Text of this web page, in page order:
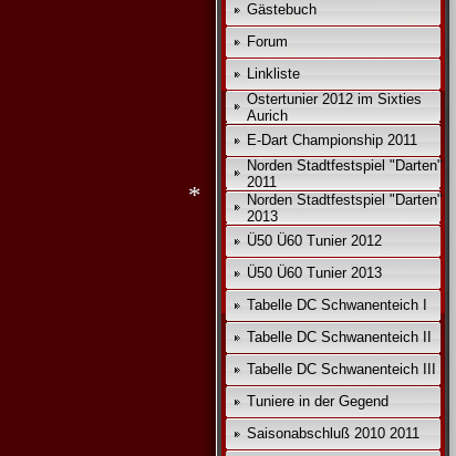
Gästebuch
Forum
Linkliste
Ostertunier 2012 im Sixties
Aurich
E-Dart Championship 2011
Norden Stadtfestspiel "Darten"
2011
Norden Stadtfestspiel "Darten"
2013
Ü50 Ü60 Tunier 2012
Ü50 Ü60 Tunier 2013
Tabelle DC Schwanenteich I
Tabelle DC Schwanenteich II
Tabelle DC Schwanenteich III
Tuniere in der Gegend
Saisonabschluß 2010 2011